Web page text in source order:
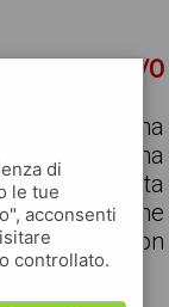
O
Lallio ci ha
una Persona
di Impiegata
sostituzione
con
di
le tue
acconsenti
controllato.